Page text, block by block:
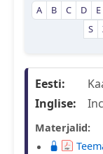
A B C D E
S
Eesti:
Inglise:
Materjalid: